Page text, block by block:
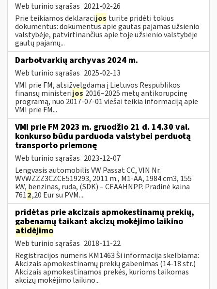
Web turinio sąrašas 2021-02-26
Prie teikiamos deklaracijos turite pridėti tokius
dokumentus: dokumentus apie gautas pajamas užsienio
valstybėje, patvirtinančius apie toje užsienio valstybėje
gautų pajamų...
Darbotvarkių archyvas 2024 m.
Web turinio sąrašas 2025-02-13
VMI prie FM, atsižvelgdama į Lietuvos Respublikos
finansų ministerijos 2016–2025 metų antikorupcinę
programą, nuo 2017-07-01 viešai teikia informaciją apie
VMI prie FM...
VMI prie FM 2023 m. gruodžio 21 d. 14.30 val.
konkurso būdu parduoda valstybei perduotą
transporto priemonę
Web turinio sąrašas 2023-12-07
Lengvasis automobilis VW Passat CC, VIN Nr.
WVWZZZ3CZCE519293, 2011 m., M1-AA, 1984 cm3, 155
kW, benzinas, ruda, (SDK) – CEAAHNPP. Pradinė kaina
7612,20 Eur su PVM....
pridėtas prie akcizais apmokestinamų prekių,
gabenamų taikant akcizų mokėjimo laikino
atidėjimo
Web turinio sąrašas 2018-11-22
Registracijos numeris KM1463 Ši informacija skelbiama:
Akcizais apmokestinamų prekių gabenimas (14-18 str.)
Akcizais apmokestinamos prekės, kurioms taikomas
akcizų mokėjimo laikino...